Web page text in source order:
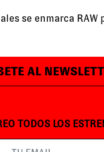
se enmarca RAW
AL
TODOS LOS